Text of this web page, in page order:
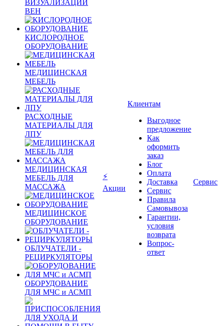
ВИЗУАЛИЗАЦИИ
ВЕН
КИСЛОРОДНОЕ
ОБОРУДОВАНИЕ
МЕДИЦИНСКАЯ
МЕБЕЛЬ
РАСХОДНЫЕ
МАТЕРИАЛЫ ДЛЯ
ЛПУ
МЕДИЦИНСКАЯ
МЕБЕЛЬ ДЛЯ
МАССАЖА
МЕДИЦИНСКОЕ
ОБОРУДОВАНИЕ
ОБЛУЧАТЕЛИ -
РЕЦИРКУЛЯТОРЫ
ОБОРУДОВАНИЕ
ДЛЯ МЧС и АСМП
⚡
Акции
Клиентам
Выгодное
предложение
Как
оформить
заказ
Блог
Оплата
Доставка
Сервис
Правила
Самовывоза
Гарантии,
условия
возврата
Вопрос-
ответ
Сервис